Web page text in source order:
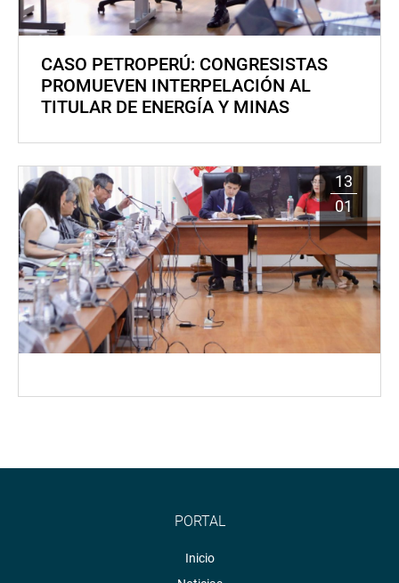
CASO PETROPERÚ: CONGRESISTAS
PROMUEVEN INTERPELACIÓN AL
TITULAR DE ENERGÍA Y MINAS
13
01
PORTAL
Inicio